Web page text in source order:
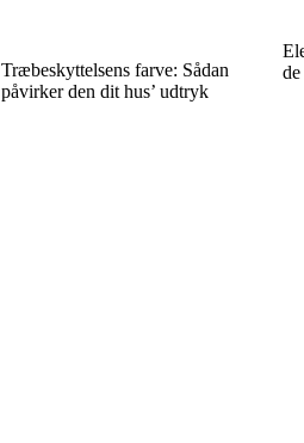
Træbeskyttelsens farve: Sådan
påvirker den dit hus’ udtryk